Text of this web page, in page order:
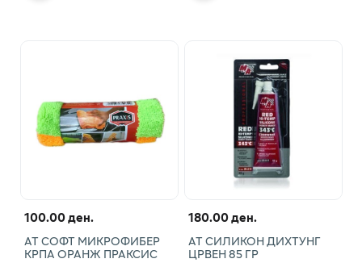
100.00 ден.
АТ СОФТ МИКРОФИБЕР
КРПА ОРАНЖ ПРАКСИС
180.00 ден.
АТ СИЛИКОН ДИХТУНГ
ЦРВЕН 85 ГР